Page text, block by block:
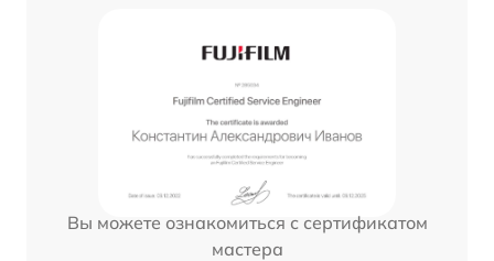
Вы можете ознакомиться с сертификатом
мастера